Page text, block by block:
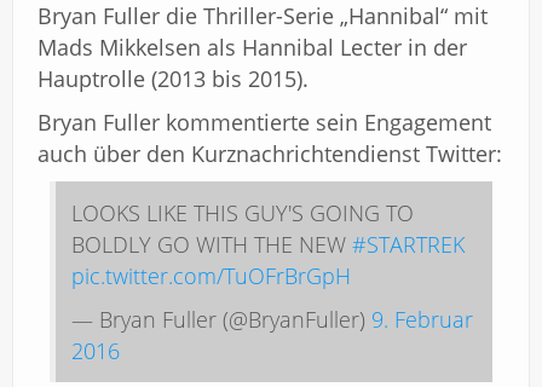
Bryan Fuller die Thriller-Serie „Hannibal“ mit
Mads Mikkelsen als Hannibal Lecter in der
Hauptrolle (2013 bis 2015).
Bryan Fuller kommentierte sein Engagement
auch über den Kurznachrichtendienst Twitter:
LOOKS LIKE THIS GUY'S GOING TO
BOLDLY GO WITH THE NEW #STARTREK
pic.twitter.com/TuOFrBrGpH
— Bryan Fuller (@BryanFuller) 9. Februar
2016